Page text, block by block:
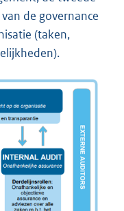
de governance
(taken,